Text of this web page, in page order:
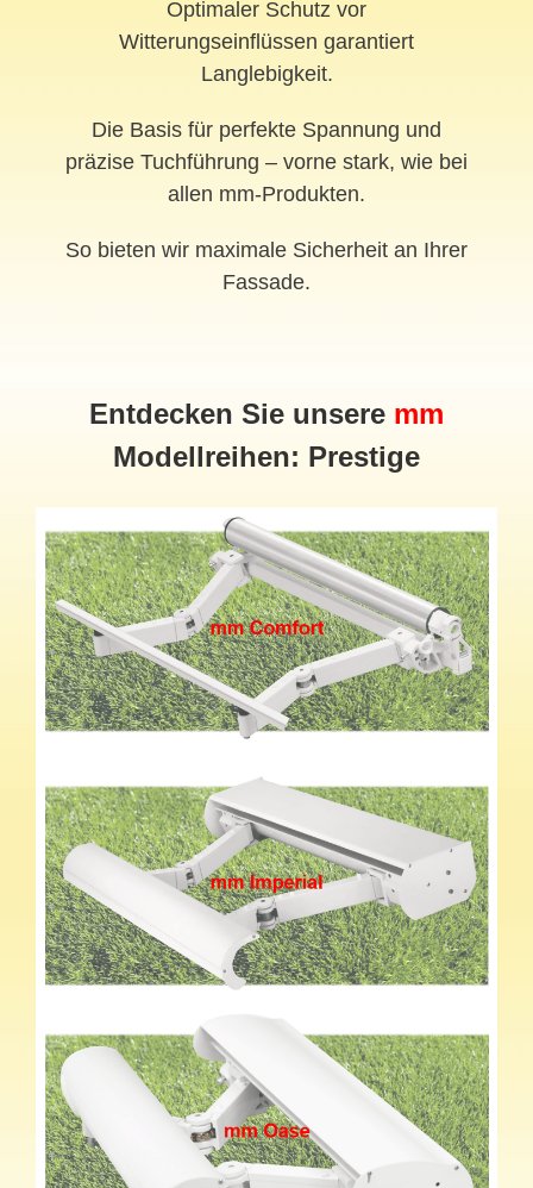
Optimaler Schutz vor
Witterungseinflüssen garantiert
Langlebigkeit.
Die Basis für perfekte Spannung und
präzise Tuchführung – vorne stark, wie bei
allen mm-Produkten.
So bieten wir maximale Sicherheit an Ihrer
Fassade.
Entdecken Sie unsere mm
Modellreihen: Prestige